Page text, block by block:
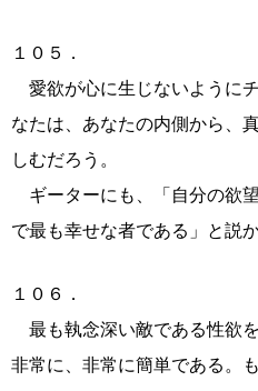
１０５．
愛欲が心に生じないように
なたは、あなたの内側から、
しむだろう。
ギーターにも、「自分の欲
で最も幸せな者である」と説
１０６．
最も執念深い敵である性欲
非常に、非常に簡単である。